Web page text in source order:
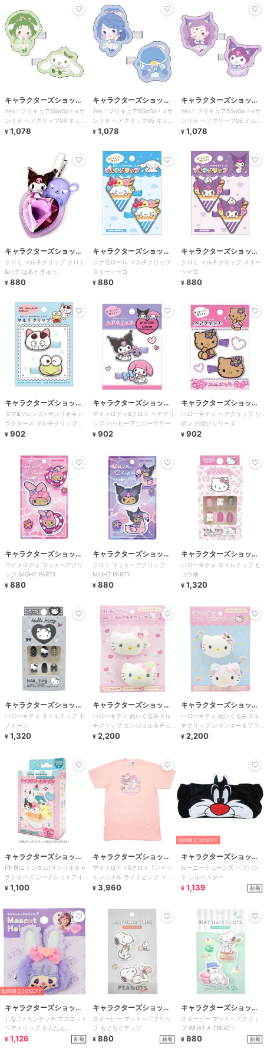
キャラクターズショッ
プ ラフラフ
Yes！プリキュア5GoGo！×サ
ンリオ ヘアクリップ04 キュア
ミント×シナモロール
¥ 1,078
キャラクターズショッ
プ ラフラフ
Yes！プリキュア5GoGo！×サ
ンリオ ヘアクリップ05 キュア
アクア×タキシードサム
¥ 1,078
キャラクターズショッ
プ ラフラフ
Yes！プリキュア5GoGo！×サ
ンリオ ヘアクリップ06 ミルキ
ィローズ×クロミ
¥ 1,078
キャラクターズショッ
プ ラフラフ
クロミ マルチクリップ クロミ
&バク はあとぎゅっ
¥ 880
キャラクターズショッ
プ ラフラフ
シナモロール マルチクリップ
スイーツデコ
¥ 880
キャラクターズショッ
プ ラフラフ
クロミ マルチクリップ スイー
ツデコ
¥ 880
キャラクターズショッ
プ ラフラフ
タマ&フレンズ×サンリオキャ
ラクターズ マルチクリップ コ
マとけろけろけろっぴ
¥ 902
キャラクターズショッ
プ ラフラフ
マイメロディ&クロミ ヘアクリ
ップ ハッピーアニバーサリー
マイメロディ50周年&クロミ20
¥ 902
キャラクターズショッ
プ ラフラフ
ハローキティ ヘアクリップ リ
ボン 日焼けシリーズ
¥ 902
キャラクターズショッ
プ ラフラフ
マイメロディ マットヘアクリ
ップ NIGHT PARTY
¥ 880
キャラクターズショッ
プ ラフラフ
クロミ マットヘアクリップ
NIGHT PARTY
¥ 880
キャラクターズショッ
プ ラフラフ
ハローキティ ネイルチップ ヒ
ョウ柄
¥ 1,320
キャラクターズショッ
プ ラフラフ
ハローキティ ネイルチップ モ
ノトーン
¥ 1,320
キャラクターズショッ
プ ラフラフ
ハローキティ ぬいぐるみマル
チクリップ エンジェル＆チェ
リー
¥ 2,200
キャラクターズショッ
プ ラフラフ
ハローキティ ぬいぐるみマル
チクリップ レインボー＆フラ
ワー
¥ 2,200
キャラクターズショッ
プ ラフラフ
[中身はランダム]サンリオキャ
ラクターズ シークレットアイ
スクリームネイル
¥ 1,100
キャラクターズショッ
プ ラフラフ
マイメロディ&クロミ Tシャツ
エンジェル ライトピンク マイ
メロディ50周年&クロミ20周年
¥ 3,960
期間限定30%OFF
キャラクターズショッ
プ ラフラフ
ルーニーテューンズ ヘアバン
ド シルベスター
¥ 1,139 新着
期間限定20%OFF
キャラクターズショッ
プ ラフラフ
しなこ×モンチッチ マスコット
ヘアクリップ チムたん
MonchhichiFriends 475
¥ 1,126 新着
キャラクターズショッ
プ ラフラフ
スヌーピー マットヘアクリッ
プ もぐもぐアップ
¥ 880 新着
キャラクターズショッ
プ ラフラフ
スヌーピー マットヘアクリッ
プ WHAT A TREAT！
¥ 880 新着